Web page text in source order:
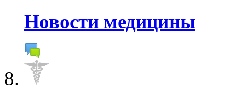
Новости медицины